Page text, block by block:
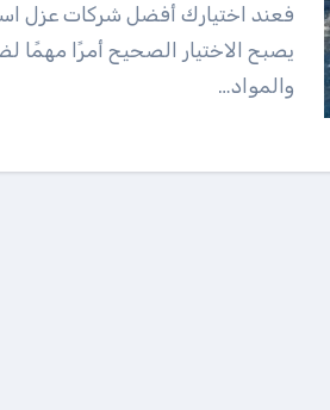
فعند اختيارك أفضل شركات عزل
يصبح الاختيار الصحيح أمرًا مهمًا
والمواد…